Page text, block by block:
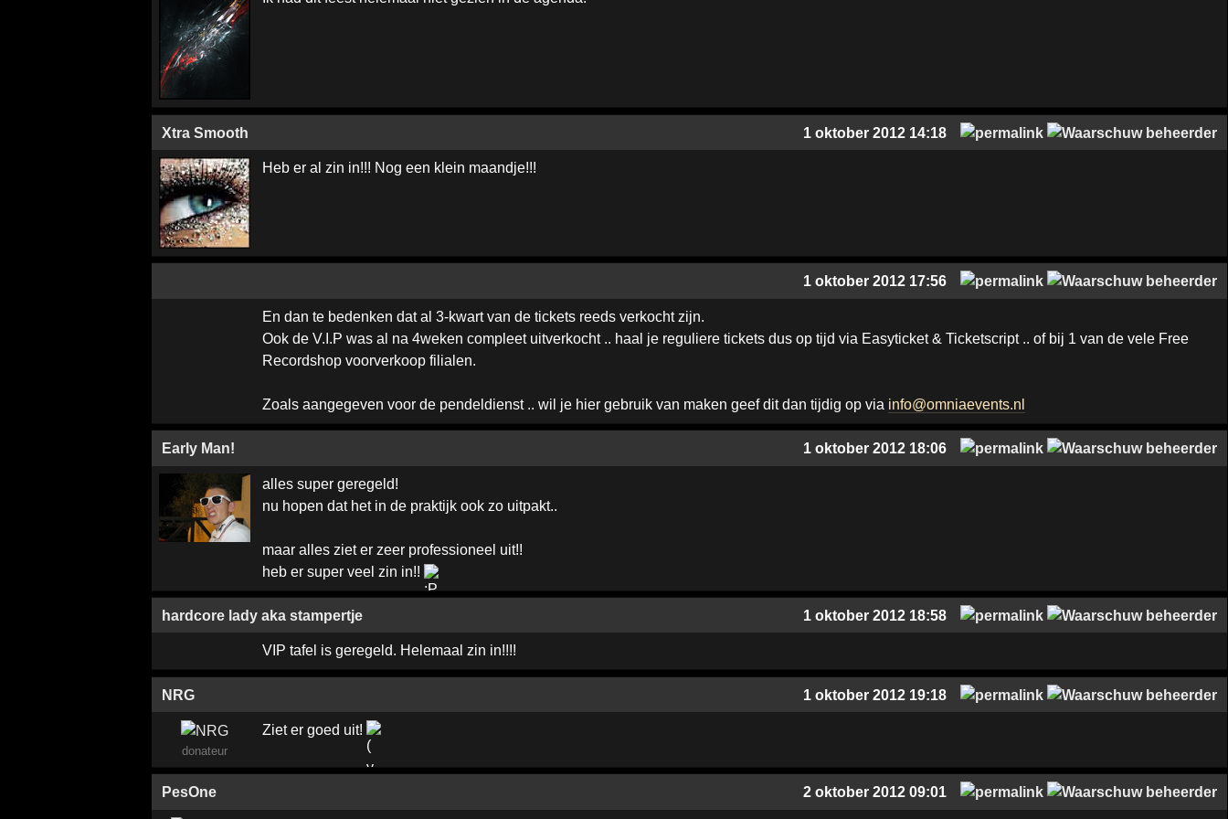
Xtra Smooth 1 oktober 2012 14:18
Heb er al zin in!!! Nog een klein maandje!!!
1 oktober 2012 17:56
En dan te bedenken dat al 3-kwart van de tickets reeds verkocht zijn.
Ook de V.I.P was al na 4weken compleet uitverkocht .. haal je reguliere tickets dus op tijd via Easyticket & Ticketscript .. of bij 1 van de vele Free
Recordshop voorverkoop filialen.
Zoals aangegeven voor de pendeldienst .. wil je hier gebruik van maken geef dit dan tijdig op via info@omniaevents.nl
Early Man! 1 oktober 2012 18:06
alles super geregeld!
nu hopen dat het in de praktijk ook zo uitpakt..
maar alles ziet er zeer professioneel uit!!
heb er super veel zin in!!
hardcore lady aka stampertje 1 oktober 2012 18:58
VIP tafel is geregeld. Helemaal zin in!!!!
NRG 1 oktober 2012 19:18
donateur
Ziet er goed uit!
PesOne 2 oktober 2012 09:01